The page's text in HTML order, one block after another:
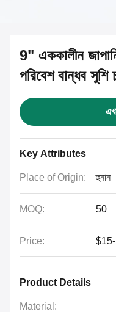
9" এককালীন
পরিবেশ বান্ধব সুশি
Key Attributes
Place of Origin: হুনান
MOQ: 50
Price:
Product Details
Material: